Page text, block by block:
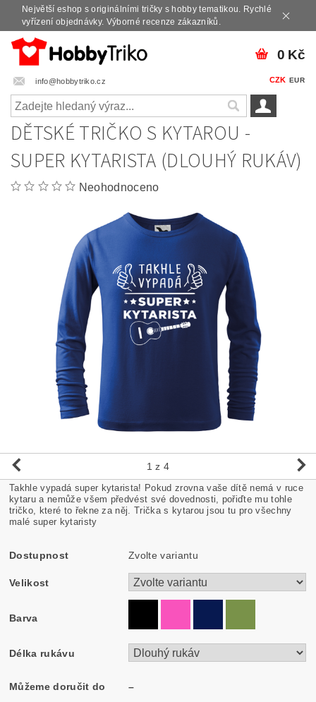
Největší eshop s originálními tričky s hobby tematikou. Rychlé
vyřízení objednávky. Výborné recenze zákazníků.
info@hobbytriko.cz CZK EUR
0 Kč
DĚTSKÉ TRIČKO S KYTAROU -
SUPER KYTARISTA (DLOUHÝ RUKÁV)
Neohodnoceno
1 z 4
Takhle vypadá super kytarista! Pokud zrovna vaše dítě nemá v ruce
kytaru a nemůže všem předvést své dovednosti, pořiďte mu tohle
tričko, které to řekne za něj. Trička s kytarou jsou tu pro všechny
malé super kytaristy
Dostupnost Zvolte variantu
Velikost
Barva
Délka rukávu
Můžeme doručit do –